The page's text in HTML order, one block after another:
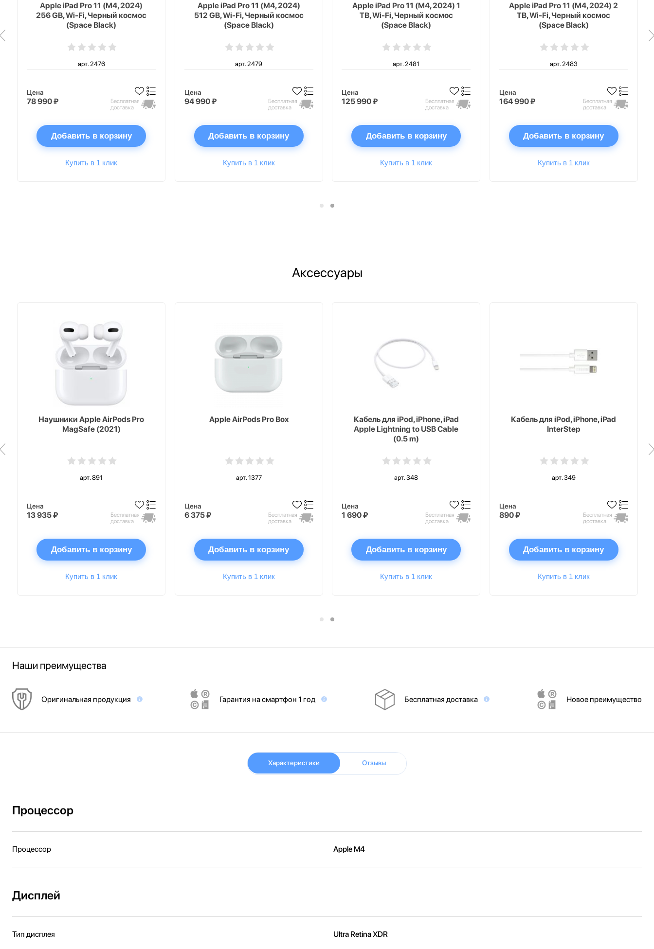
Apple iPad Pro 11 (M4, 2024)
256 GB, Wi-Fi, Черный космос
(Space Black)
арт. 2476
Цена
78 990 ₽
Бесплатная
доставка
Добавить в корзину
Купить в 1 клик
Apple iPad Pro 11 (M4, 2024)
512 GB, Wi-Fi, Черный космос
(Space Black)
арт. 2479
Цена
94 990 ₽
Бесплатная
доставка
Добавить в корзину
Купить в 1 клик
Apple iPad Pro 11 (M4, 2024) 1
TB, Wi-Fi, Черный космос
(Space Black)
арт. 2481
Цена
125 990 ₽
Бесплатная
доставка
Добавить в корзину
Купить в 1 клик
Apple iPad Pro 11 (M4, 2024) 2
TB, Wi-Fi, Черный космос
(Space Black)
арт. 2483
Цена
164 990 ₽
Бесплатная
доставка
Добавить в корзину
Купить в 1 клик
Аксессуары
Наушники Apple AirPods Pro
MagSafe (2021)
арт. 891
Цена
13 935 ₽
Бесплатная
доставка
Добавить в корзину
Купить в 1 клик
Apple AirPods Pro Box
арт. 1377
Цена
6 375 ₽
Бесплатная
доставка
Добавить в корзину
Купить в 1 клик
Кабель для iPod, iPhone, iPad
Apple Lightning to USB Cable
(0.5 m)
арт. 348
Цена
1 690 ₽
Бесплатная
доставка
Добавить в корзину
Купить в 1 клик
Кабель для iPod, iPhone, iPad
InterStep
арт. 349
Цена
890 ₽
Бесплатная
доставка
Добавить в корзину
Купить в 1 клик
Наши преимущества
Оригинальная продукция Гарантия на смартфон 1 год Бесплатная доставка Новое преимущество
Характеристики Отзывы
Процессор
Процессор Apple M4
Дисплей
Тип дисплея Ultra Retina XDR